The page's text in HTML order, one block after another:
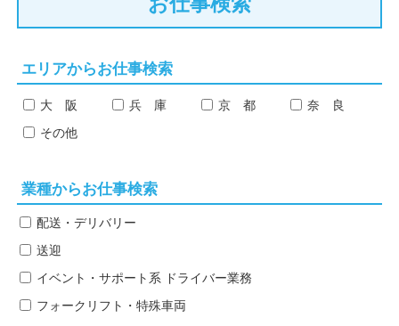
お仕事検索
エリアからお仕事検索
大 阪 兵 庫 京 都 奈 良
その他
業種からお仕事検索
配送・デリバリー
送迎
イベント・サポート系 ドライバー業務
フォークリフト・特殊車両